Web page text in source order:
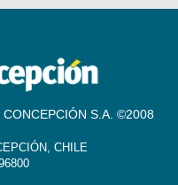
CONCEPCIÓN S.A. ©2008
CHILE